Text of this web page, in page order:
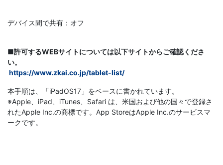
デバイス間で共有：オフ
■許可するWEBサイトについては以下サイトからご確認くださ
い。
https://www.zkai.co.jp/tablet-list/
本手順は、「iPadOS17」をベースに書かれています。
※Apple、iPad、iTunes、Safari は、米国および他の国々で登録さ
れたApple Inc.の商標です。App StoreはApple Inc.のサービスマ
ークです。